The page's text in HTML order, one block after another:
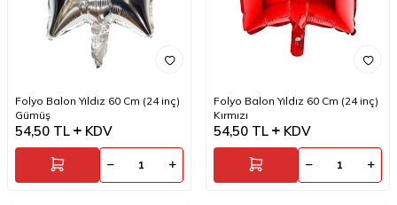
Folyo Balon Yıldız 60 Cm (24 inç)
Gümüş
54,50 TL KDV
Folyo Balon Yıldız 60 Cm (24 inç)
Kırmızı
54,50 TL KDV